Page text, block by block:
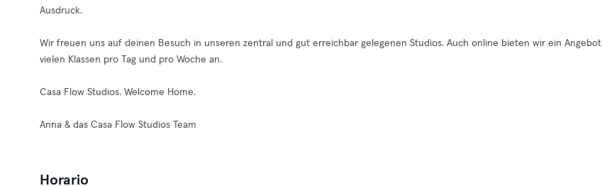
Ausdruck.
Wir freuen uns auf deinen Besuch in unseren zentral und gut erreichbar gelegenen Studios. Auch online bieten wir ein Angebot
vielen Klassen pro Tag und pro Woche an.
Casa Flow Studios. Welcome Home.
Anna & das Casa Flow Studios Team
Horario